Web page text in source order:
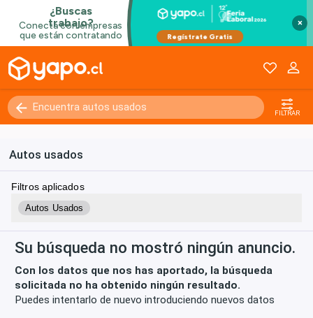
×
FILTRAR
Autos usados
Filtros aplicados
Autos Usados
Su búsqueda no mostró ningún anuncio.
Con los datos que nos has aportado, la búsqueda
solicitada no ha obtenido ningún resultado.
Puedes intentarlo de nuevo introduciendo nuevos datos
Kilómetros 0 - 250000+